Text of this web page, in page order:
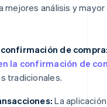
mejores análisis y
de
la confirmación de
tradicionales.
La